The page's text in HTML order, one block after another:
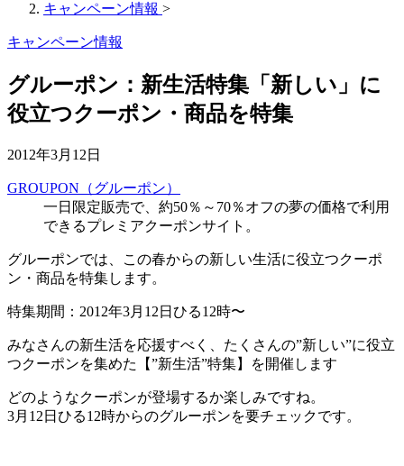
キャンペーン情報 >
キャンペーン情報
グルーポン：新生活特集「新しい」に
役立つクーポン・商品を特集
2012年3月12日
GROUPON（グルーポン）
一日限定販売で、約50％～70％オフの夢の価格で利用
できるプレミアクーポンサイト。
グルーポンでは、この春からの新しい生活に役立つクーポ
ン・商品を特集します。
特集期間：2012年3月12日ひる12時〜
みなさんの新生活を応援すべく、たくさんの”新しい”に役立
つクーポンを集めた【”新生活”特集】を開催します
どのようなクーポンが登場するか楽しみですね。
3月12日ひる12時からのグルーポンを要チェックです。